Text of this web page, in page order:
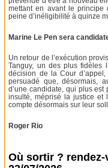
mettant en avant le
peine d’inéligibilité à quinze
Marine Le Pen sera
Un retour de l’exécution
Tanguy, un des plus fidèles
décision de la Cour
persuadé que, désormais,
d’une candidate, qui plus est
insulté, méprisé la justice et
compte désormais sur leur
Roger Rio
Où sortir ?